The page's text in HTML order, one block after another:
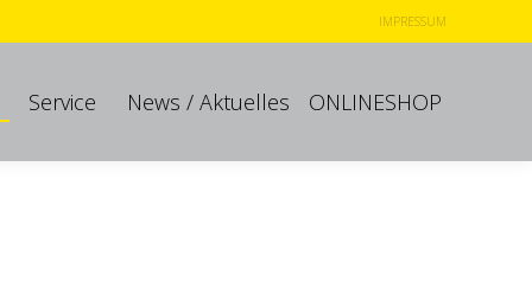
IMPRESSUM
Service News / Aktuelles ONLINESHOP
Service News / Aktuelles ONLINESHOP